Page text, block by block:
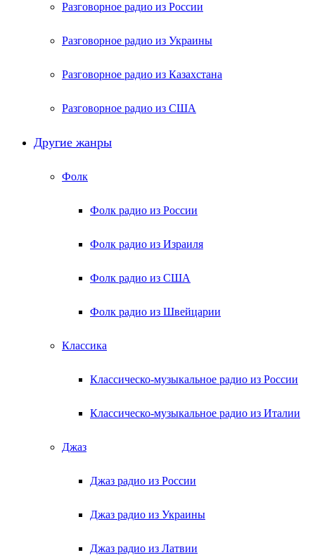
Разговорное радио из России
Разговорное радио из Украины
Разговорное радио из Казахстана
Разговорное радио из США
Другие жанры
Фолк
Фолк радио из России
Фолк радио из Израиля
Фолк радио из США
Фолк радио из Швейцарии
Классика
Классическо-музыкальное радио из России
Классическо-музыкальное радио из Италии
Джаз
Джаз радио из России
Джаз радио из Украины
Джаз радио из Латвии